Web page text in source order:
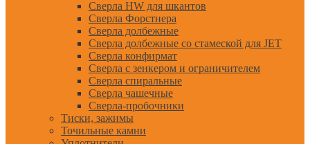
Сверла HW для шкантов
Сверла Форстнера
Сверла долбежные
Сверла долбежные со стамеской для JET
Сверла конфирмат
Сверла с зенкером и ограничителем
Сверла спиральные
Сверла чашечные
Сверла-пробочники
Тиски, зажимы
Точильные камни